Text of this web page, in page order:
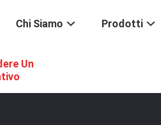
Chi Siamo Prodotti
UnCNC